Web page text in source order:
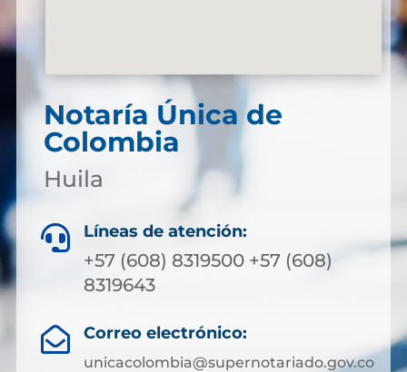
Notaría Única de
Colombia
Huila
 Líneas de atención:
+57 (608) 8319500 +57 (608)
8319643
 Correo electrónico:
unicacolombia@supernotariado.gov.co